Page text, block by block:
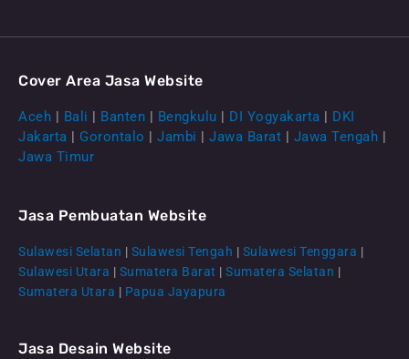
Cover Area Jasa Website
Aceh | Bali | Banten | Bengkulu | DI Yogyakarta | DKI
Jakarta | Gorontalo | Jambi | Jawa Barat | Jawa Tengah |
Jawa Timur
Jasa Pembuatan Website
Sulawesi Selatan | Sulawesi Tengah | Sulawesi Tenggara |
Sulawesi Utara | Sumatera Barat | Sumatera Selatan |
Sumatera Utara | Papua Jayapura
Jasa Desain Website